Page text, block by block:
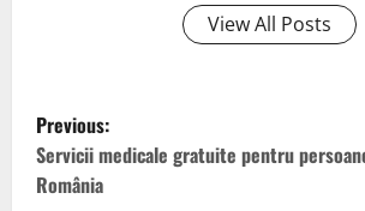
View All Posts
Previous:
Servicii medicale gratuite pentru
România